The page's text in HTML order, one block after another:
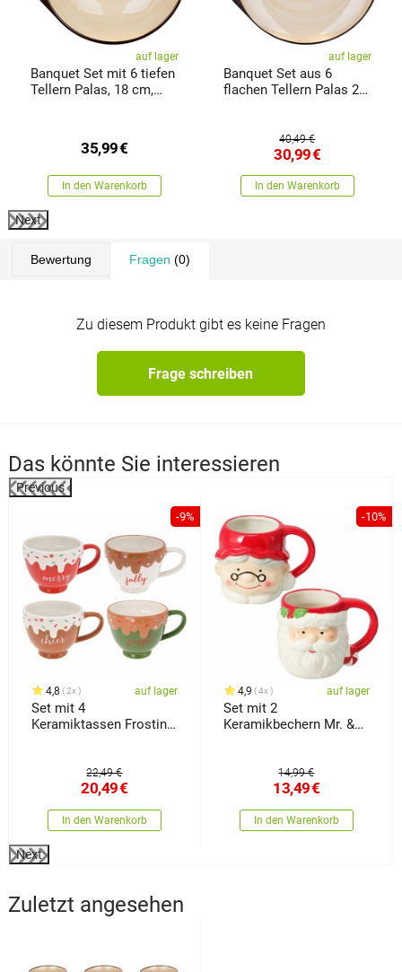
auf lager
Banquet Set mit 6 tiefen
Tellern Palas, 18 cm,
35,99€
In den Warenkorb
auf lager
Banquet Set aus 6
flachen Tellern Palas 27
40,49 €
30,99€
In den Warenkorb
Next
Bewertung Fragen (0)
Zu diesem Produkt gibt es keine Fragen
Frage schreiben
Das könnte Sie interessieren
Previous
-9%
4,8 2x auf lager
Set mit 4
Keramiktassen Frosting
22,49 €
20,49€
In den Warenkorb
-10%
4,9 4x auf lager
Set mit 2
Keramikbechern Mr. &
14,99 €
13,49€
In den Warenkorb
Next
Zuletzt angesehen